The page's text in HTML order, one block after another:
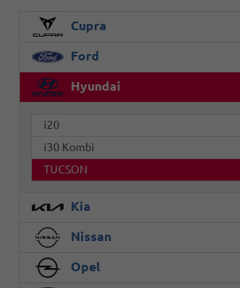
Cupra
Ford
Hyundai
i20
i30 Kombi
TUCSON
Kia
Nissan
Opel